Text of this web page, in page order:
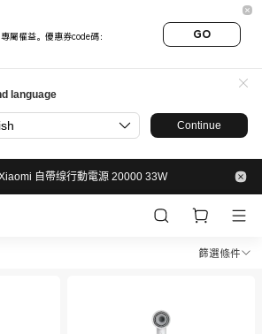
屬權益。優惠券code碼：
GO
language
Continue
自帶缐行動電源 20000 33W
康 吹風機 in 篩選條件
吹風機 in Xiaomi 小米